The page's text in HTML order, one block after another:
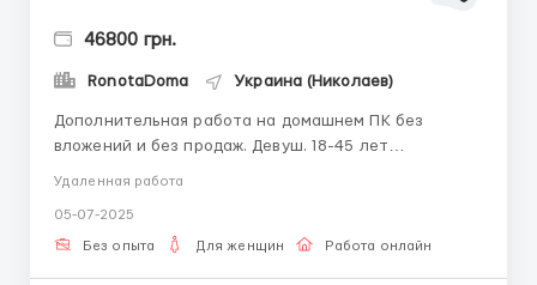
46800 грн.
RonotaDoma Украина (Николаев)
Дополнительная работа на домашнем ПК без
вложений и без продаж. Девуш. 18-45 лет
Усидчивость, грамотность, позитивный настрой на
Выплата заработной платы производится
ежедневно. За подробностями ПИШИТЕ в telegram +
Удаленная работа
05-07-2025
Без опыта Для женщин Работа онлайн